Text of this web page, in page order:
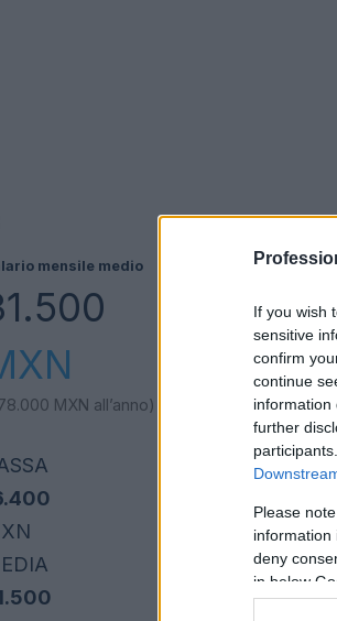
If you wish
sensitive
confirm
continue
information
further
Please
information
deny
in below
mensile medio
MXN all’anno)